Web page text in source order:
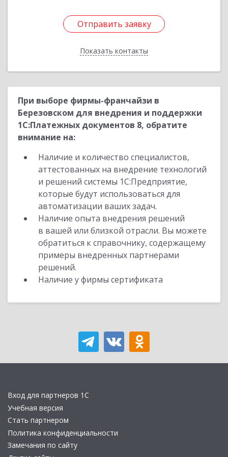
Отправить заявку
Показать контакты
Отправить заявку
Назад
При выборе фирмы-франчайзи в
Березовском для внедрения и поддержки
1С:Платежных документов 8, обратите
внимание на:
Наличие и количество специалистов,
аттестованных на внедрение технологий
и решений системы 1С:Предприятие,
которые будут использоваться для
автоматизации ваших задач.
Наличие опыта внедрения решений
в вашей или близкой отрасли. Вы можете
обратиться к справочнику, содержащему
примеры внедренных партнерами
решений.
Наличие у фирмы сертификата
Вход для партнеров 1С
Учебная версия
Стать партнером
Политика конфиденциальности
Замечания по сайту